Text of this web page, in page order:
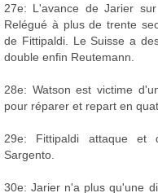
27e: L'avance de Jarier
Relégué à plus de trente
de Fittipaldi. Le Suisse a
double enfin Reutemann.
28e: Watson est victime
pour réparer et repart en
29e: Fittipaldi attaque et
Sargento.
30e: Jarier n'a plus qu'une